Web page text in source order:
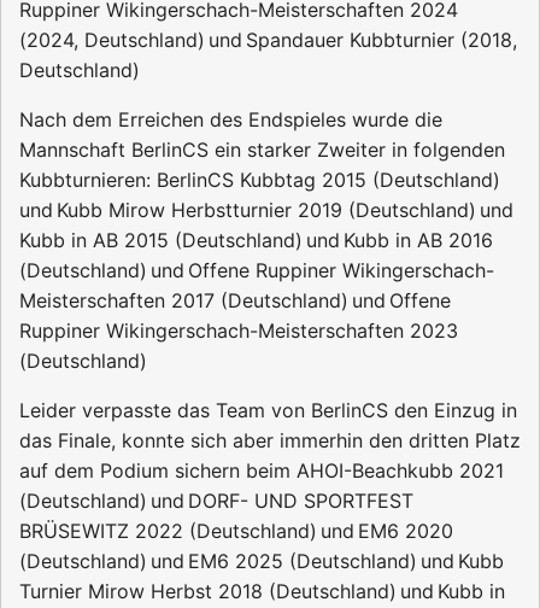
Ruppiner Wikingerschach-Meisterschaften 2024
(2024, Deutschland) und Spandauer Kubbturnier (2018,
Deutschland)
Nach dem Erreichen des Endspieles wurde die
Mannschaft BerlinCS ein starker Zweiter in folgenden
Kubbturnieren: BerlinCS Kubbtag 2015 (Deutschland)
und Kubb Mirow Herbstturnier 2019 (Deutschland) und
Kubb in AB 2015 (Deutschland) und Kubb in AB 2016
(Deutschland) und Offene Ruppiner Wikingerschach-
Meisterschaften 2017 (Deutschland) und Offene
Ruppiner Wikingerschach-Meisterschaften 2023
(Deutschland)
Leider verpasste das Team von BerlinCS den Einzug in
das Finale, konnte sich aber immerhin den dritten Platz
auf dem Podium sichern beim AHOI-Beachkubb 2021
(Deutschland) und DORF- UND SPORTFEST
BRÜSEWITZ 2022 (Deutschland) und EM6 2020
(Deutschland) und EM6 2025 (Deutschland) und Kubb
Turnier Mirow Herbst 2018 (Deutschland) und Kubb in